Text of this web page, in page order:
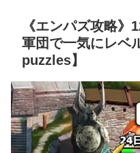
《エンパズ攻略
軍団で一気にレベ
puzzles】